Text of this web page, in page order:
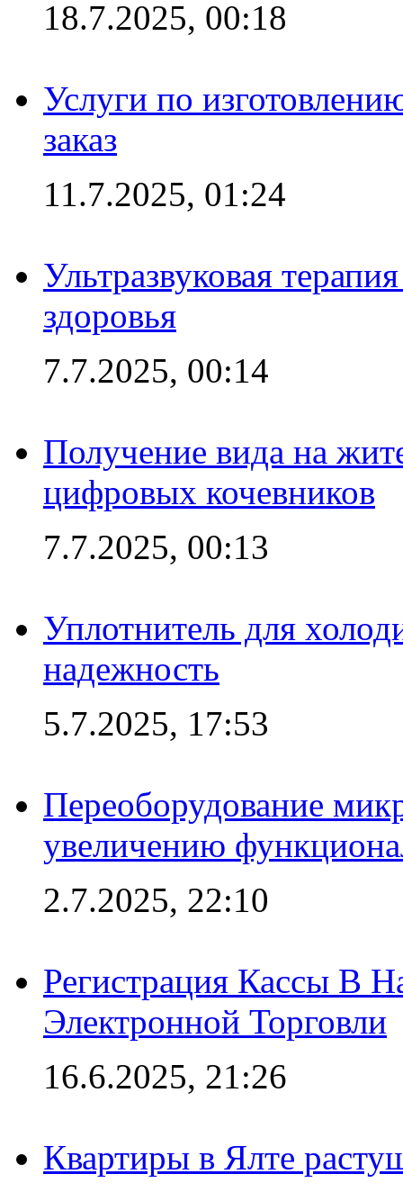
18.7.2025, 00:18
Услуги по
заказ
11.7.2025, 01:24
Ультразвуковая
здоровья
7.7.2025, 00:14
Получение вида на
цифровых кочевников
7.7.2025, 00:13
Уплотнитель для
надежность
5.7.2025, 17:53
Переоборудование
увеличению
2.7.2025, 22:10
Регистрация Кассы В
Электронной Торговли
16.6.2025, 21:26
Квартиры в Ялте